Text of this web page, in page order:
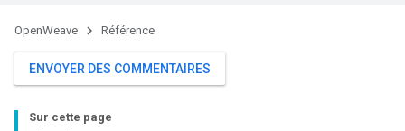
OpenWeave Référence
ENVOYER DES COMMENTAIRES
Sur cette page